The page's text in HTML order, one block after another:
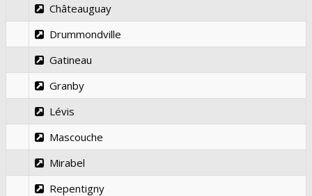
Châteauguay
Drummondville
Gatineau
Granby
Lévis
Mascouche
Mirabel
Repentigny